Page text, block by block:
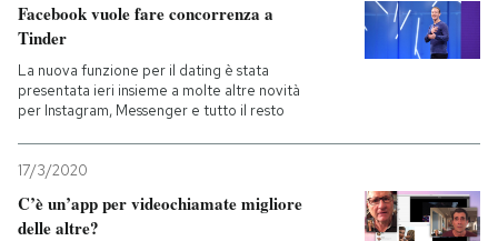
Facebook vuole fare concorrenza a
Tinder
La nuova funzione per il dating è stata
presentata ieri insieme a molte altre novità
per Instagram, Messenger e tutto il resto
17/3/2020
C’è un’app per videochiamate migliore
delle altre?